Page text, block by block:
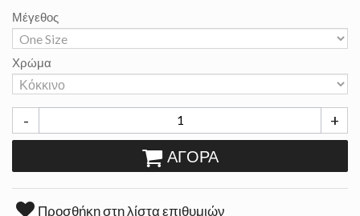
Μέγεθος
Χρώμα
- +
ΑΓΟΡΆ
Προσθήκη στη λίστα επιθυμιών